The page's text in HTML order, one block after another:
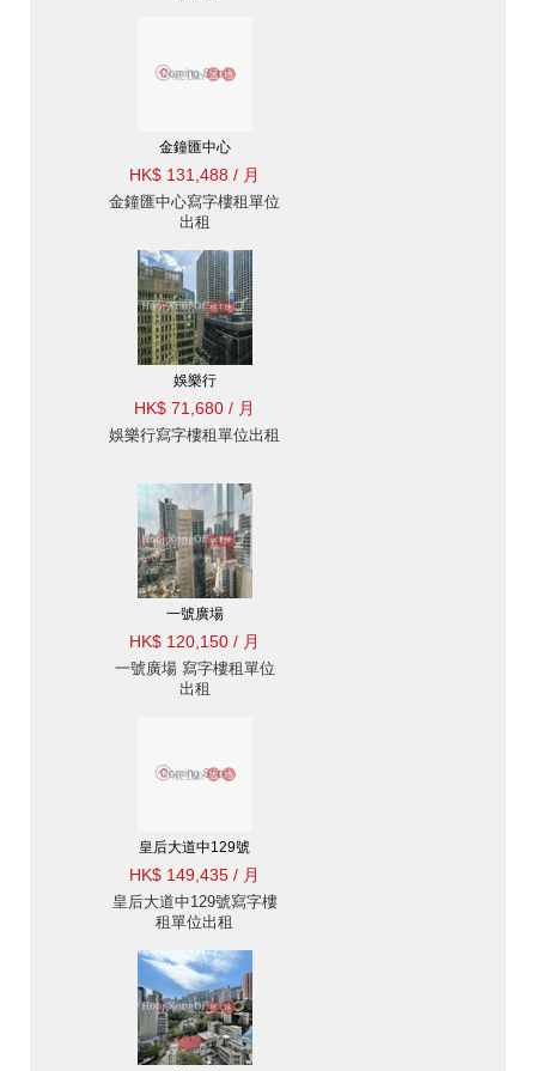
金鐘匯中心
HK$ 131,488 / 月
金鐘匯中心寫字樓租單位
出租
娛樂行
HK$ 71,680 / 月
娛樂行寫字樓租單位出租
一號廣場
HK$ 120,150 / 月
一號廣場 寫字樓租單位
出租
皇后大道中129號
HK$ 149,435 / 月
皇后大道中129號寫字樓
租單位出租